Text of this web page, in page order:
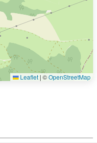
Leaflet | ©OpenStreetMap